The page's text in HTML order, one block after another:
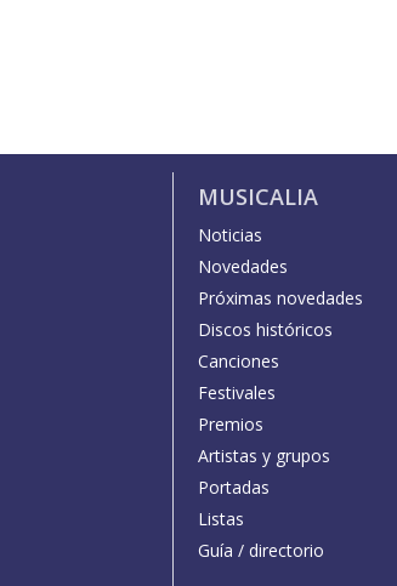
MUSICALIA
Noticias
Novedades
Próximas novedades
Discos históricos
Canciones
Festivales
Premios
Artistas y grupos
Portadas
Listas
Guía / directorio